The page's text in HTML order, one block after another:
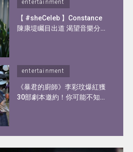
entertainment
【 #sheCeleb 】Constance
陳康堤矚目出道 渴望音樂分享
entertainment
《暴君的廚師》李彩玟爆紅獲
30部劇本邀約！你可能不知道